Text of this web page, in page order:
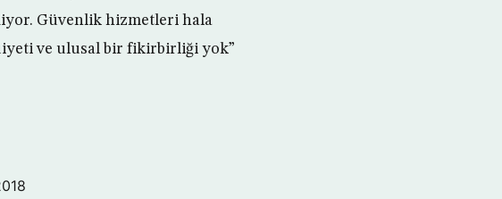
Güvenlik hizmetleri hala
ve ulusal bir fikirbirliği yok”